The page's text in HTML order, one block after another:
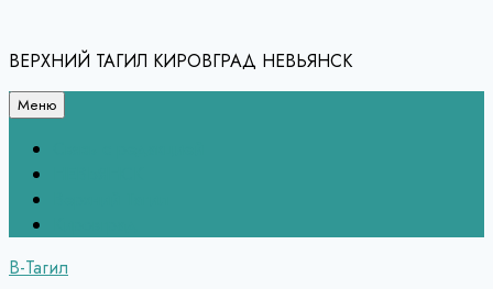
ВЕРХНИЙ ТАГИЛ КИРОВГРАД НЕВЬЯНСК
Меню
В-Тагил